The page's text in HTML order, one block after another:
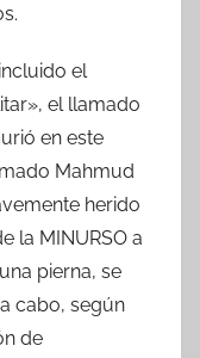
el
el llamado
en este
Mahmud
herido
la MINURSO a
pierna, se
cabo, según
de